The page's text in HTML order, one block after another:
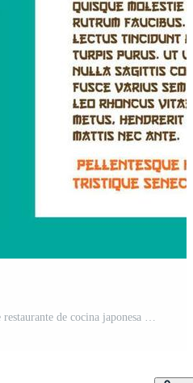
plantilla de póster de menú de restaurante de cocina japonesa Pro Vector y Pro SVG